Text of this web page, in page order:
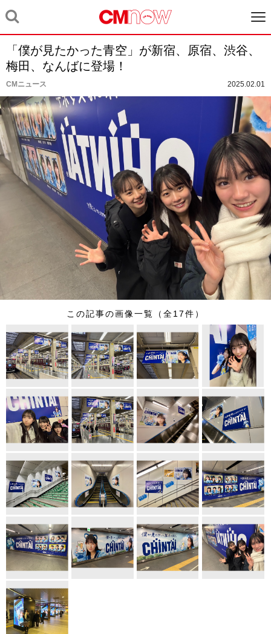
「僕が見たかった青空」が新宿、原宿、渋谷、
梅田、なんばに登場！
CMニュース 2025.02.01
この記事の画像一覧（全17件）